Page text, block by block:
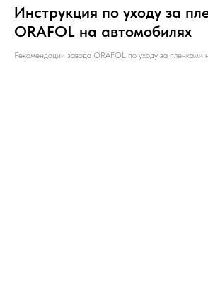
Инструкция по уходу за
ORAFOL на автомобилях
Рекомендации завода ORAFOL по уходу за пленками